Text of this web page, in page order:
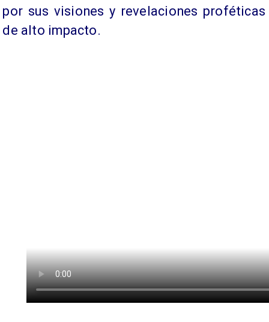
por sus visiones y revelaciones proféticas
de alto impacto.